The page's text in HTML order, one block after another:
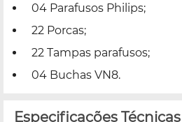
04 Parafusos Philips;
22 Porcas;
22 Tampas parafusos;
04 Buchas VN8.
Especificações Técnicas